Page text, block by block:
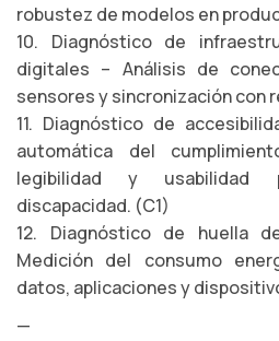
robustez de modelos en
10. Diagnóstico de
digitales – Análisis de
sensores y sincronización con
11. Diagnóstico de
automática del
legibilidad y usabilidad
discapacidad. (C1)
12. Diagnóstico de huella
Medición del consumo
datos, aplicaciones y
—